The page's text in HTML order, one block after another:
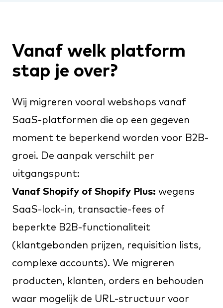
Vanaf welk platform
stap je over?
Wij migreren vooral webshops vanaf
SaaS-platformen die op een gegeven
moment te beperkend worden voor B2B-
groei. De aanpak verschilt per
uitgangspunt:
Vanaf Shopify of Shopify Plus: wegens
SaaS-lock-in, transactie-fees of
beperkte B2B-functionaliteit
(klantgebonden prijzen, requisition lists,
complexe accounts). We migreren
producten, klanten, orders en behouden
waar mogelijk de URL-structuur voor